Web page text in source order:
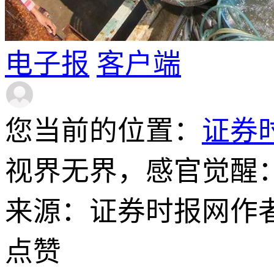
电子报 客户端
您当前的位置： 证券
视界无界，感官觉醒
来源：证券时报网作
点赞